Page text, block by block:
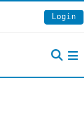
Login